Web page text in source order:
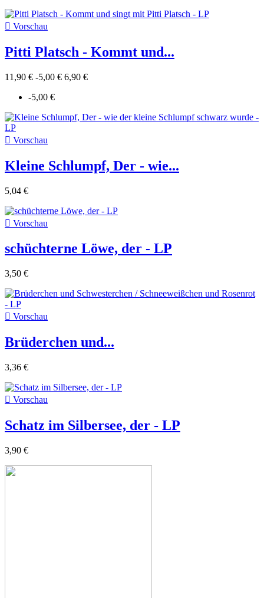
 Vorschau
Pitti Platsch - Kommt und...
11,90 € -5,00 € 6,90 €
-5,00 €
 Vorschau
Kleine Schlumpf, Der - wie...
5,04 €
 Vorschau
schüchterne Löwe, der - LP
3,50 €
 Vorschau
Brüderchen und...
3,36 €
 Vorschau
Schatz im Silbersee, der - LP
3,90 €